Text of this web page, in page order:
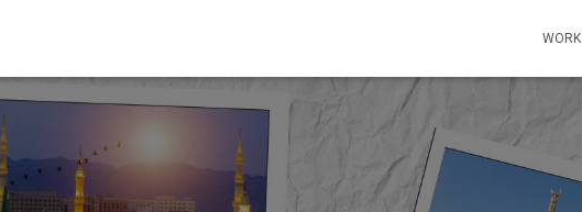
WORK